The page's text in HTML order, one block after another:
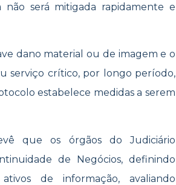
será mitigada rapidamente e
dano material ou de imagem e o
serviço crítico, por longo período,
estabelece medidas a serem
que os órgãos do Judiciário
de Negócios, definindo
de informação, avaliando